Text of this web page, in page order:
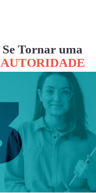
Se Tornar uma
AUTORIDADE